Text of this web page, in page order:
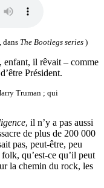
dans The Bootlegs series )
enfant, il rêvait – comme
Président.
Truman ; qui
, il n’y a pas aussi
de plus de 200 000
pas, peut-être, peu
qu’est-ce qu’il peut
la chemin du rock, les